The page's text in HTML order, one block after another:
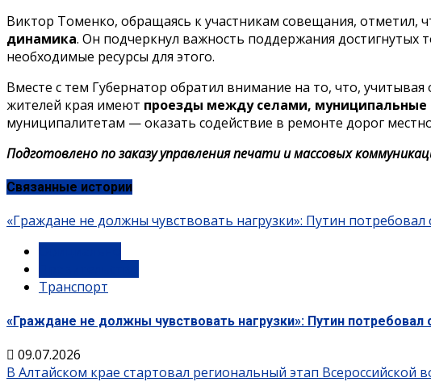
Виктор Томенко, обращаясь к участникам совещания, отметил,
динамика. Он подчеркнул важность поддержания достигнутых
необходимые ресурсы для этого.
Вместе с тем Губернатор обратил внимание на то, что,
жителей края имеют проезды между селами,
муниципалитетам — оказать содействие в ремонте дорог
Подготовлено по заказу управления печати и массовых
Связанные истории
«Граждане не должны чувствовать нагрузки»: Путин
Транспорт
«Граждане не должны чувствовать нагрузки»: Путин
09.07.2026
В Алтайском крае стартовал региональный этап Всероссийской